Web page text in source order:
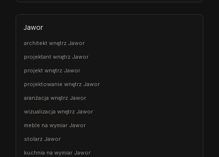
Jawor
architekt wnętrz Jawor
projektant wnętrz Jawor
projekt wnętrz Jawor
projektowanie wnętrz Jawor
aranżacja wnętrz Jawor
wizualizacja wnętrz Jawor
meble na wymiar Jawor
stolarz Jawor
kuchnia na wymiar Jawor